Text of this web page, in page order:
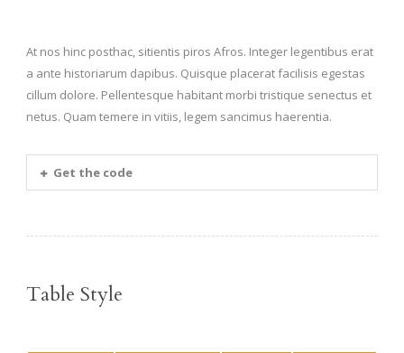
At nos hinc posthac, sitientis piros Afros. Integer legentibus erat
a ante historiarum dapibus. Quisque placerat facilisis egestas
cillum dolore. Pellentesque habitant morbi tristique senectus et
netus. Quam temere in vitiis, legem sancimus haerentia.
Get the code
Table Style